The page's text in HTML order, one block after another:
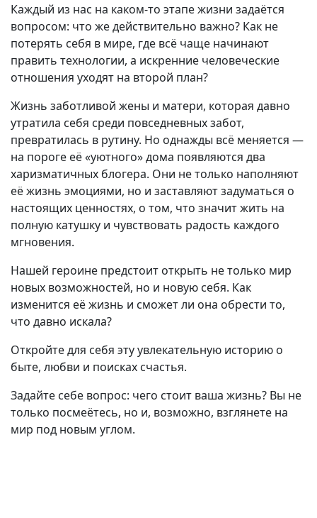
Каждый из нас на каком-то этапе жизни задаётся
вопросом: что же действительно важно? Как не
потерять себя в мире, где всё чаще начинают
править технологии, а искренние человеческие
отношения уходят на второй план?
Жизнь заботливой жены и матери, которая давно
утратила себя среди повседневных забот,
превратилась в рутину. Но однажды всё меняется —
на пороге её «уютного» дома появляются два
харизматичных блогера. Они не только наполняют
её жизнь эмоциями, но и заставляют задуматься о
настоящих ценностях, о том, что значит жить на
полную катушку и чувствовать радость каждого
мгновения.
Нашей героине предстоит открыть не только мир
новых возможностей, но и новую себя. Как
изменится её жизнь и сможет ли она обрести то,
что давно искала?
Откройте для себя эту увлекательную историю о
быте, любви и поисках счастья.
Задайте себе вопрос: чего стоит ваша жизнь? Вы не
только посмеётесь, но и, возможно, взглянете на
мир под новым углом.